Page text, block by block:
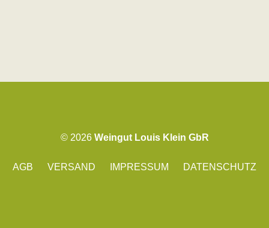
© 2026 Weingut Louis Klein GbR
AGB VERSAND IMPRESSUM DATENSCHUTZ